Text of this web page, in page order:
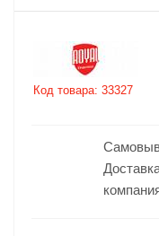
Код товара: 33327